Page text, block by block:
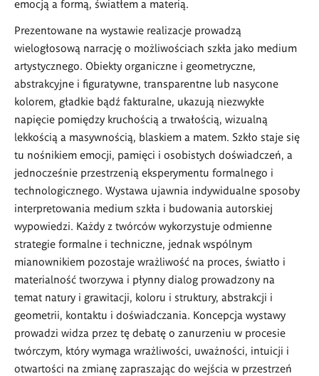
emocją a formą, światłem a materią.
Prezentowane na wystawie realizacje prowadzą
wielogłosową narrację o możliwościach szkła jako medium
artystycznego. Obiekty organiczne i geometryczne,
abstrakcyjne i figuratywne, transparentne lub nasycone
kolorem, gładkie bądź fakturalne, ukazują niezwykłe
napięcie pomiędzy kruchością a trwałością, wizualną
lekkością a masywnością, blaskiem a matem. Szkło staje się
tu nośnikiem emocji, pamięci i osobistych doświadczeń, a
jednocześnie przestrzenią eksperymentu formalnego i
technologicznego. Wystawa ujawnia indywidualne sposoby
interpretowania medium szkła i budowania autorskiej
wypowiedzi. Każdy z twórców wykorzystuje odmienne
strategie formalne i techniczne, jednak wspólnym
mianownikiem pozostaje wrażliwość na proces, światło i
materialność tworzywa i płynny dialog prowadzony na
temat natury i grawitacji, koloru i struktury, abstrakcji i
geometrii, kontaktu i doświadczania. Koncepcja wystawy
prowadzi widza przez tę debatę o zanurzeniu w procesie
twórczym, który wymaga wrażliwości, uważności, intuicji i
otwartości na zmianę zapraszając do wejścia w przestrzeń